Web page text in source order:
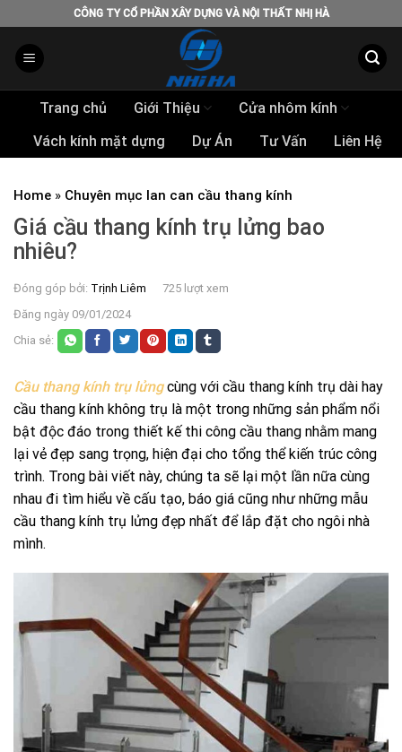
to
content
CÔNG TY CỔ PHẦN XÂY DỰNG VÀ NỘI THẤT NHỊ HÀ
Trang chủ Giới Thiệu
Cửa nhôm kính
Vách kính mặt dựng
Dự Án Tư Vấn Liên Hệ
Home » Chuyên mục lan can cầu thang kính
Giá cầu thang kính trụ lửng bao
nhiêu?
Đóng góp bởi: Trịnh Liêm
725 lượt xem
Đăng ngày 09/01/2024
Chia sẻ:
Cầu thang kính trụ lửngcùng với cầu thang kính trụ dài hay
cầu thang kính không trụ là một trong những sản phẩm nổi
bật độc đáo trong thiết kế thi công cầu thang nhằm mang
lại vẻ đẹp sang trọng, hiện đại cho tổng thể kiến trúc công
trình. Trong bài viết này, chúng ta sẽ lại một lần nữa cùng
nhau đi tìm hiểu về cấu tạo, báo giá cũng như những mẫu
cầu thang kính trụ lửng đẹp nhất để lắp đặt cho ngôi nhà
mình.